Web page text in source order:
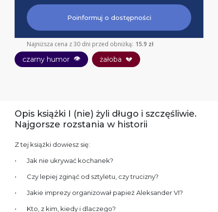
Poinformuj o dostępności
Najniższa cena z 30 dni przed obniżką: 15.9 zł
czarny humor 👁 żałoba 💔
Opis książki I (nie) żyli długo i szczęśliwie.
Najgorsze rozstania w historii
Z tej książki dowiesz się:
Jak nie ukrywać kochanek?
Czy lepiej zginąć od sztyletu, czy trucizny?
Jakie imprezy organizował papież Aleksander VI?
Kto, z kim, kiedy i dlaczego?